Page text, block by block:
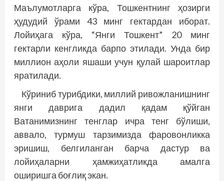
Маълумотларга кўра, Тошкентнинг ҳозирги
ҳудудий ўрами 43 минг гектардан иборат.
Лойиҳага кўра, “Янги Тошкент” 20 минг
гектарли кенгликда барпо этилади. Унда бир
миллион аҳоли яшаши учун қулай шароитлар
яратилади.
Кўриниб турибдики, миллий ривожланишнинг
янги даврига дадил қадам қўйган
Ватанимизнинг тенглар ичра тенг бўлиши,
аввало, турмуш тарзимизда фаровонликка
эришиш, белгиланган барча дастур ва
лойиҳаларни ҳамжиҳатликда амалга
оширишга боғлиқ экан.